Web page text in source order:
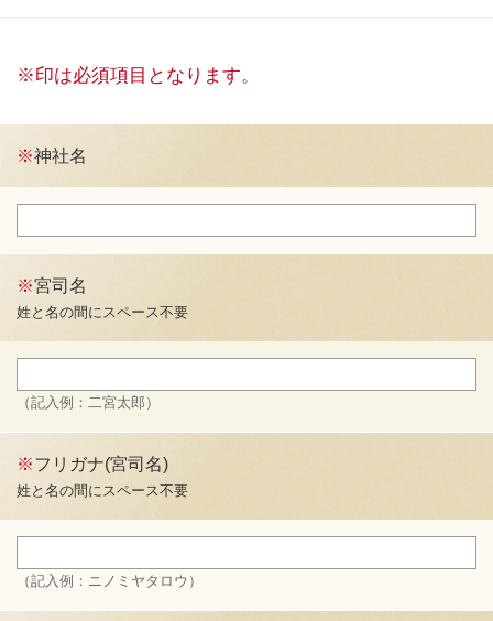
※印は必須項目となります。
※神社名
※宮司名
姓と名の間にスペース不要
（記入例：二宮太郎）
※フリガナ(宮司名)
姓と名の間にスペース不要
（記入例：ニノミヤタロウ）